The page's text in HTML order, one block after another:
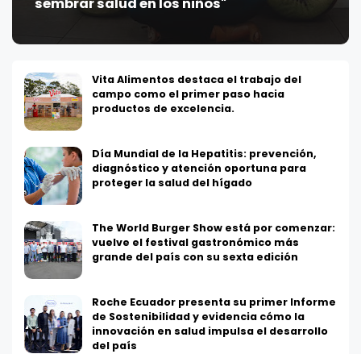
sembrar salud en los niños"
Vita Alimentos destaca el trabajo del
campo como el primer paso hacia
productos de excelencia.
Día Mundial de la Hepatitis: prevención,
diagnóstico y atención oportuna para
proteger la salud del hígado
The World Burger Show está por comenzar:
vuelve el festival gastronómico más
grande del país con su sexta edición
Roche Ecuador presenta su primer Informe
de Sostenibilidad y evidencia cómo la
innovación en salud impulsa el desarrollo
del país